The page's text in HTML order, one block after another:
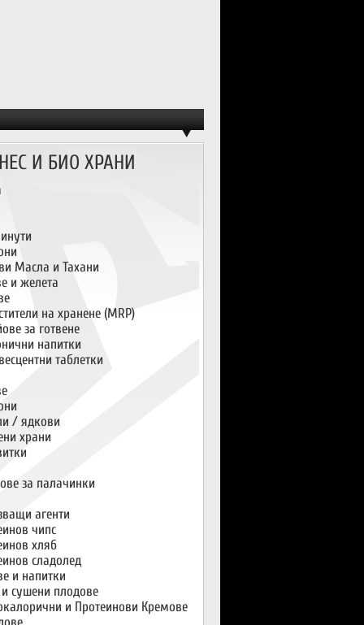
И БИО ХРАНИ
Масла и Тахани
и желета
на хранене (MRP)
за готвене
напитки
таблетки
/ ядкови
храни
за палачинки
агенти
чипс
хляб
сладолед
и напитки
сушени плодове
и Протеинови Кремове